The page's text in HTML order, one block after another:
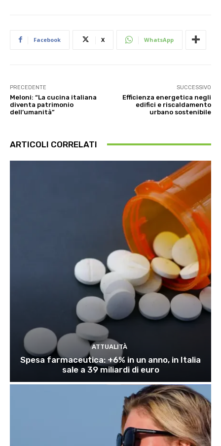
Facebook X WhatsApp
PRECEDENTE
Meloni: “La cucina italiana
diventa patrimonio
dell’umanità”
SUCCESSIVO
Efficienza energetica negli
edifici e riscaldamento
urbano sostenibile
ARTICOLI CORRELATI
ATTUALITÀ
Spesa farmaceutica: +6% in un anno, in Italia
sale a 39 miliardi di euro